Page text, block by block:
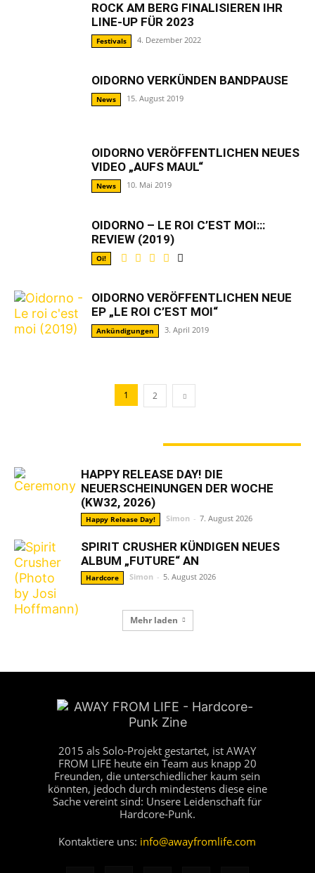
ROCK AM BERG FINALISIEREN IHR
LINE-UP FÜR 2023
Festivals 4. Dezember 2022
OIDORNO VERKÜNDEN BANDPAUSE
News 15. August 2019
OIDORNO VERÖFFENTLICHEN NEUES
VIDEO „AUFS MAUL“
News 10. Mai 2019
OIDORNO – LE ROI C’EST MOI:::
REVIEW (2019)
Oi!
OIDORNO VERÖFFENTLICHEN NEUE
EP „LE ROI C’EST MOI“
Ankündigungen 3. April 2019
1 2
HAPPY RELEASE DAY! DIE
NEUERSCHEINUNGEN DER WOCHE
(KW32, 2026)
Happy Release Day! Simon - 7. August 2026
SPIRIT CRUSHER KÜNDIGEN NEUES
ALBUM „FUTURE“ AN
Hardcore Simon - 5. August 2026
Mehr laden
2015 als Solo-Projekt gestartet, ist AWAY
FROM LIFE heute ein Team aus knapp 20
Freunden, die unterschiedlicher kaum sein
könnten, jedoch durch mindestens diese eine
Sache vereint sind: Unsere Leidenschaft für
Hardcore-Punk.
Kontaktiere uns: info@awayfromlife.com